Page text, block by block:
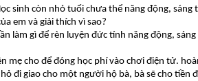
sinh còn nhỏ tuổi chưa thể năng động, sáng
em và giải thích vì sao?
làm gì để rèn luyện đức tính năng động, sáng
mẹ cho để đóng học phí vào chơi điện tử.
đi giao cho một người hộ bà, bà sẽ cho